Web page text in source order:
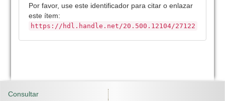
Por favor, use este identificador para citar o enlazar
este ítem:
https://hdl.handle.net/20.500.12104/27122
Consultar